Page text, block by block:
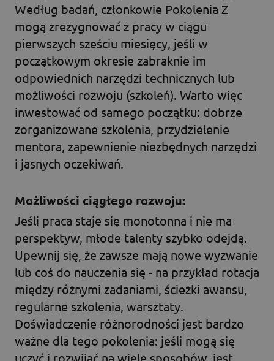
Według badań, członkowie Pokolenia Z
mogą zrezygnować z pracy w ciągu
pierwszych sześciu miesięcy, jeśli w
początkowym okresie zabraknie im
odpowiednich narzędzi technicznych lub
możliwości rozwoju (szkoleń). Warto więc
inwestować od samego początku: dobrze
zorganizowane szkolenia, przydzielenie
mentora, zapewnienie niezbędnych narzędzi
i jasnych oczekiwań.
Możliwości ciągłego rozwoju:
Jeśli praca staje się monotonna i nie ma
perspektyw, młode talenty szybko odejdą.
Upewnij się, że zawsze mają nowe wyzwanie
lub coś do nauczenia się - na przykład rotacja
między różnymi zadaniami, ścieżki awansu,
regularne szkolenia, warsztaty.
Doświadczenie różnorodności jest bardzo
ważne dla tego pokolenia: jeśli mogą się
uczyć i rozwijać na wiele sposobów, jest